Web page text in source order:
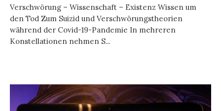
Verschwörung – Wissenschaft – Existenz Wissen um
den Tod Zum Suizid und Verschwörungstheorien
während der Covid-19-Pandemie In mehreren
Konstellationen nehmen S...